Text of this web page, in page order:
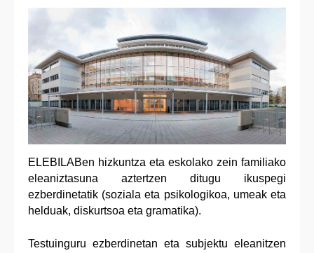
ELEBILABen hizkuntza eta eskolako zein familiako
eleaniztasuna aztertzen ditugu ikuspegi
ezberdinetatik (soziala eta psikologikoa, umeak eta
helduak, diskurtsoa eta gramatika).
Testuinguru ezberdinetan eta subjektu eleanitzen